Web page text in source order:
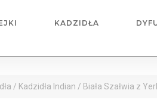
KADZIDŁA
/ Kadzidła Indian / Biała Szałwia z